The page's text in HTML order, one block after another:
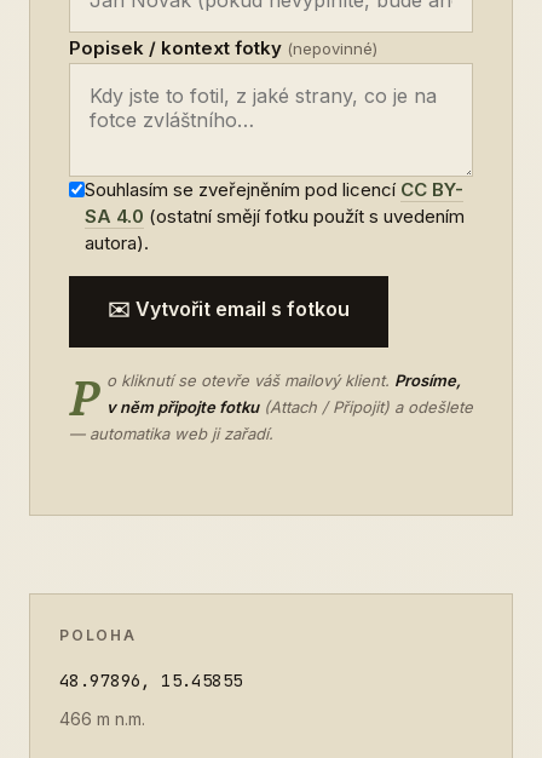
Popisek / kontext fotky (nepovinné)
Souhlasím se zveřejněním pod licencí CC BY-
SA 4.0 (ostatní smějí fotku použít s uvedením
autora).
✉️ Vytvořit email s fotkou
P o kliknutí se otevře váš mailový klient. Prosíme,
v něm připojte fotku(Attach / Připojit) a odešlete
— automatika web ji zařadí.
POLOHA
48.97896, 15.45855
466 m n.m.